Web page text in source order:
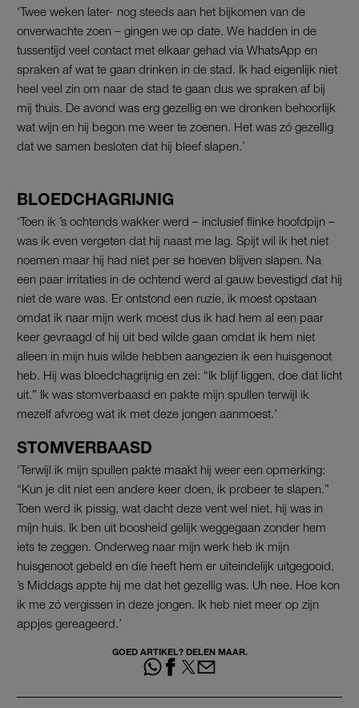
‘Twee weken later- nog steeds aan het bijkomen van de
onverwachte zoen – gingen we op date. We hadden in de
tussentijd veel contact met elkaar gehad via WhatsApp en
spraken af wat te gaan drinken in de stad. Ik had eigenlijk niet
heel veel zin om naar de stad te gaan dus we spraken af bij
mij thuis. De avond was erg gezellig en we dronken behoorlijk
wat wijn en hij begon me weer te zoenen. Het was zó gezellig
dat we samen besloten dat hij bleef slapen.’
BLOEDCHAGRIJNIG
‘Toen ik ’s ochtends wakker werd – inclusief flinke hoofdpijn –
was ik even vergeten dat hij naast me lag. Spijt wil ik het niet
noemen maar hij had niet per se hoeven blijven slapen. Na
een paar irritaties in de ochtend werd al gauw bevestigd dat hij
niet de ware was. Er ontstond een ruzie, ik moest opstaan
omdat ik naar mijn werk moest dus ik had hem al een paar
keer gevraagd of hij uit bed wilde gaan omdat ik hem niet
alleen in mijn huis wilde hebben aangezien ik een huisgenoot
heb. Hij was bloedchagrijnig en zei: “Ik blijf liggen, doe dat licht
uit.” Ik was stomverbaasd en pakte mijn spullen terwijl ik
mezelf afvroeg wat ik met deze jongen aanmoest.’
STOMVERBAASD
‘Terwijl ik mijn spullen pakte maakt hij weer een opmerking:
“Kun je dit niet een andere keer doen, ik probeer te slapen.”
Toen werd ik pissig, wat dacht deze vent wel niet, hij was in
míjn huis. Ik ben uit boosheid gelijk weggegaan zonder hem
iets te zeggen. Onderweg naar mijn werk heb ik mijn
huisgenoot gebeld en die heeft hem er uiteindelijk uitgegooid.
’s Middags appte hij me dat het gezellig was. Uh nee. Hoe kon
ik me zó vergissen in deze jongen. Ik heb niet meer op zijn
appjes gereageerd.’
GOED ARTIKEL? DELEN MAAR.